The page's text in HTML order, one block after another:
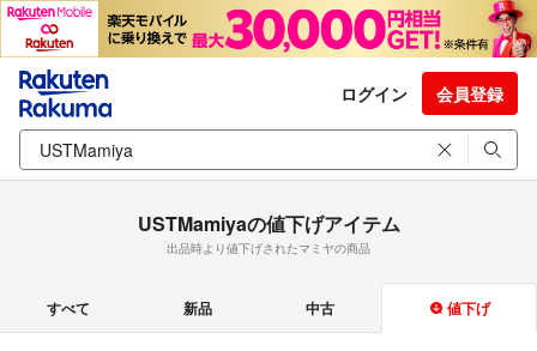
ログイン 会員登録
USTMamiyaの値下げアイテム
出品時より値下げされたマミヤの商品
すべて 新品 中古 値下げ